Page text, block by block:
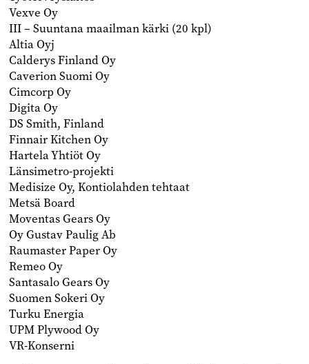
Vexve Oy
III – Suuntana maailman kärki (20 kpl)
Altia Oyj
Calderys Finland Oy
Caverion Suomi Oy
Cimcorp Oy
Digita Oy
DS Smith, Finland
Finnair Kitchen Oy
Hartela Yhtiöt Oy
Länsimetro-projekti
Medisize Oy, Kontiolahden tehtaat
Metsä Board
Moventas Gears Oy
Oy Gustav Paulig Ab
Raumaster Paper Oy
Remeo Oy
Santasalo Gears Oy
Suomen Sokeri Oy
Turku Energia
UPM Plywood Oy
VR-Konserni